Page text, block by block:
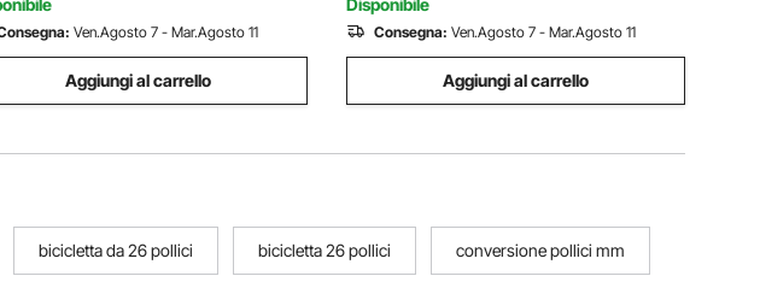
Ven.Agosto 7 - Mar.Agosto 11
Aggiungi al carrello
Disponibile
Consegna: Ven.Agosto 7 - Mar.Agosto 11
Aggiungi al carrello
bicicletta da 26 pollici bicicletta 26 pollici conversione pollici mm